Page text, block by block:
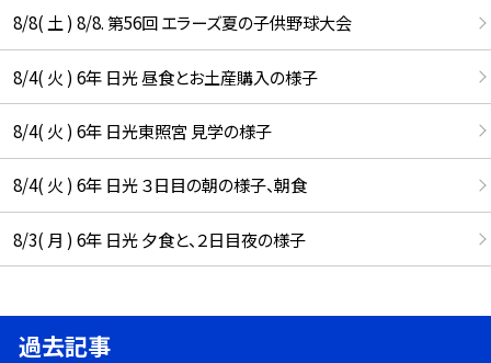
8/8( 土 ) 8/8. 第56回 エラーズ夏の子供野球大会
8/4( 火 ) 6年 日光 昼食とお土産購入の様子
8/4( 火 ) 6年 日光東照宮 見学の様子
8/4( 火 ) 6年 日光 ３日目の朝の様子、朝食
8/3( 月 ) 6年 日光 夕食と、２日目夜の様子
過去記事